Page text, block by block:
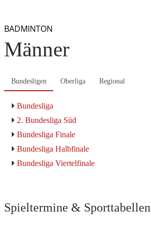
BADMINTON
Männer
Bundesligen Oberliga Regional
Bundesliga
2. Bundesliga Süd
Bundesliga Finale
Bundesliga Halbfinale
Bundesliga Viertelfinale
Spieltermine & Sporttabellen